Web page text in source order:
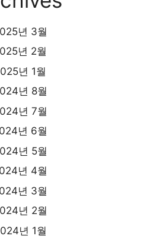
년 3월
년 2월
년 1월
년 8월
년 7월
년 6월
년 5월
년 4월
년 3월
년 2월
년 1월